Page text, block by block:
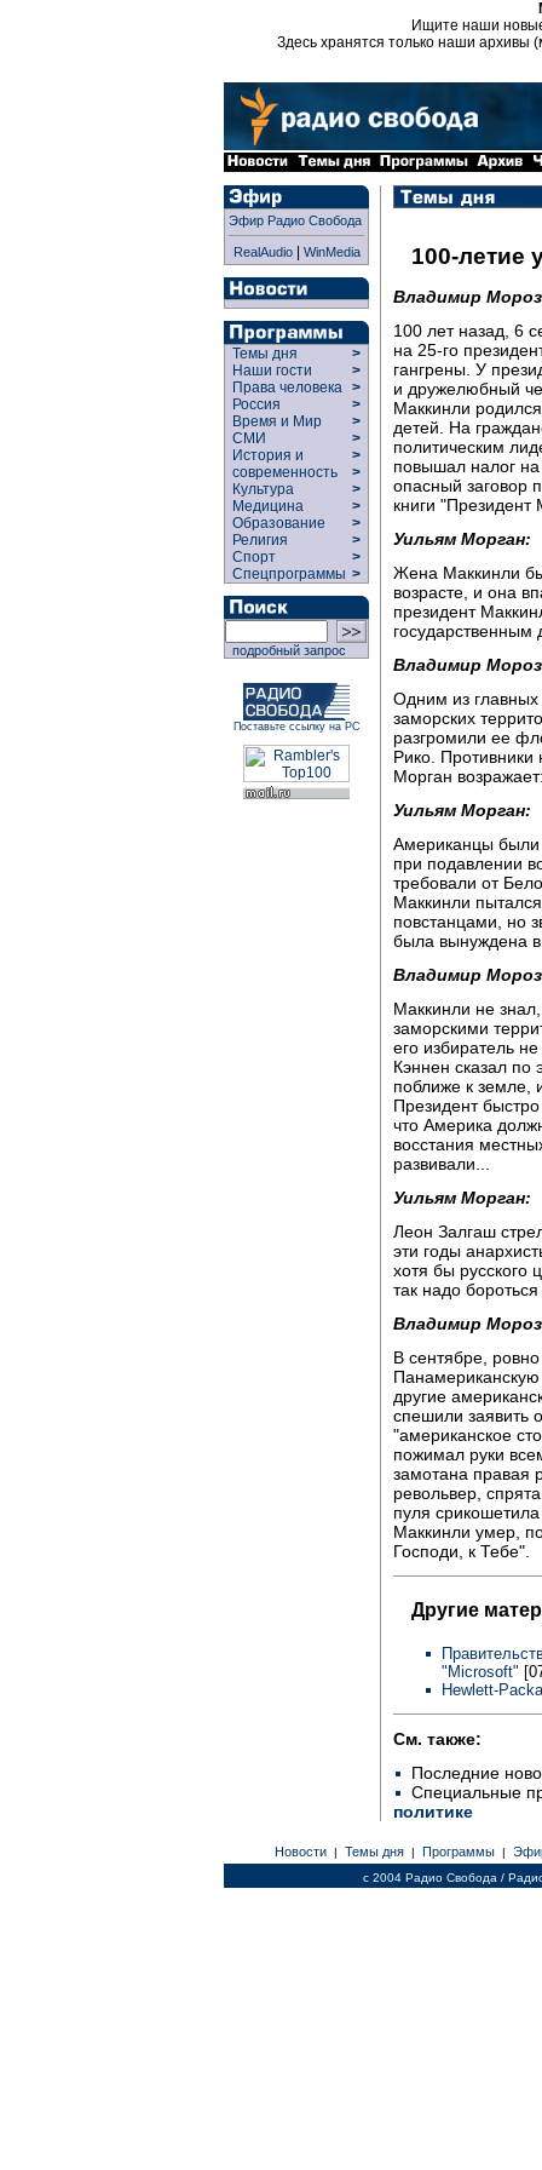
Ищите наши
Здесь хранятся только наши архивы
Эфир Радио Свобода
RealAudio| WinMedia
Темы дня
>
Наши гости
>
Права человека >
Россия
>
Время и Мир
>
СМИ
>
История и
современность
>
>
Культура
>
Медицина
>
Образование
>
Религия
>
Спорт
>
Спецпрограммы >
подробный запрос
Поставьте ссылку на РС
100-летие
Владимир
100 лет назад, 6
на 25-го
гангрены. У
и дружелюбный
Маккинли
детей. На
политическим
повышал налог на
опасный заговор
книги
Уильям Морган:
Жена Маккинли
возрасте, и она
президент
государственным
Владимир
Одним из
заморских
разгромили ее
Рико. Противники
Морган
Уильям Морган:
Американцы были
при подавлении
требовали от
Маккинли
повстанцами, но
была вынуждена
Владимир
Маккинли не
заморскими
его избиратель
Кэннен сказал по
поближе к земле,
Президент
что Америка
восстания
развивали...
Уильям Морган:
Леон Залгаш
эти годы
хотя бы русского
так надо
Владимир
В сентябре,
другие
спешили заявить
"американское
пожимал руки
замотана правая
револьвер,
пуля
Маккинли умер,
Господи, к Тебе".
Другие
"Microsoft"
Hewlett-
См. также:
Последние
Специальные
политике
Новости | Темы дня | Программы |
c 2004 Радио Свобода /